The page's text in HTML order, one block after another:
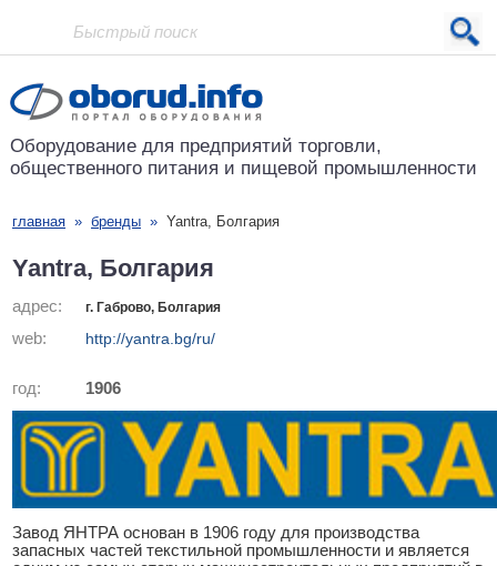
Проект основан в 2001 году
Оборудование для предприятий торговли,
общественного питания и пищевой промышленности
главная » бренды » Yantra, Болгария
Yantra, Болгария
адрес: г. Габрово, Болгария
web: http://yantra.bg/ru/
год: 1906
Завод ЯНТРА основан в 1906 году для производства
запасных частей текстильной промышленности и является